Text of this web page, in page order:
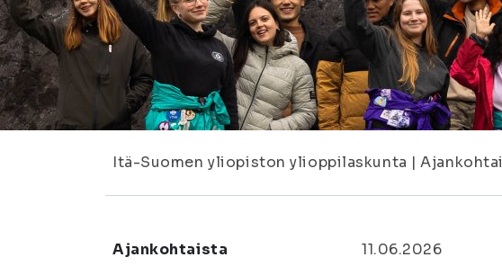
Itä-Suomen yliopiston ylioppilaskunta |
Ajankohtaista
11.06.2026